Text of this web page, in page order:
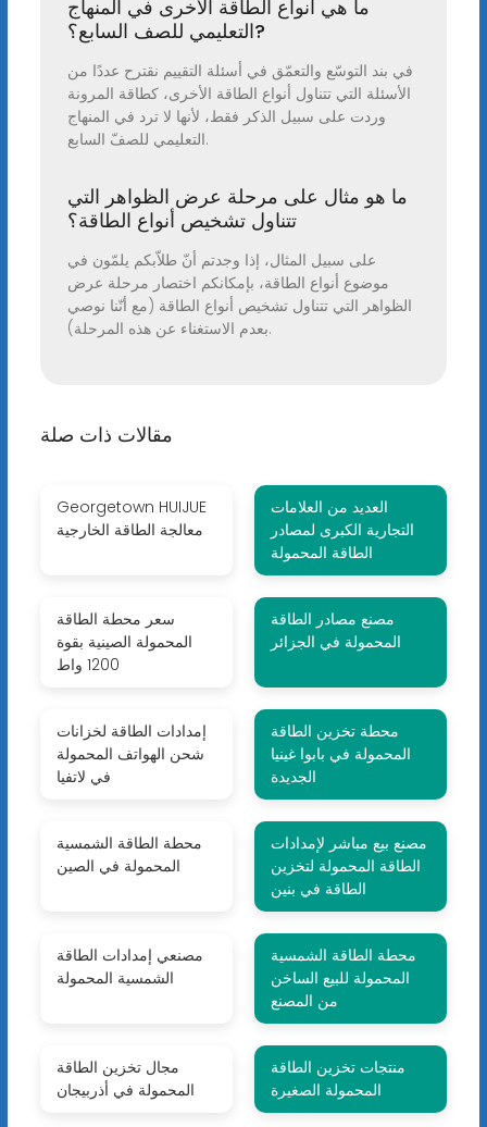
ما هي أنواع الطاقة الأخرى في المنهاج
التعليمي للصف السابع؟?
في بند التوسّع والتعمّق في أسئلة التقييم نقترح عددًا من
الأسئلة التي تتناول أنواع الطاقة الأخرى، كطاقة المرونة
وردت على سبيل الذكر فقط، لأنها لا ترد في المنهاج
التعليمي للصفّ السابع.
ما هو مثال على مرحلة عرض الظواهر التي
تتناول تشخيص أنواع الطاقة؟
على سبيل المثال، إذا وجدتم أنّ طلاّبكم يلمّون في
موضوع أنواع الطاقة، بإمكانكم اختصار مرحلة عرض
الظواهر التي تتناول تشخيص أنواع الطاقة (مع أنّنا نوصي
بعدم الاستغناء عن هذه المرحلة).
مقالات ذات صلة
Georgetown HUIJUE
معالجة الطاقة الخارجية
العديد من العلامات
التجارية الكبرى لمصادر
الطاقة المحمولة
سعر محطة الطاقة
المحمولة الصينية بقوة
1200 واط
مصنع مصادر الطاقة
المحمولة في الجزائر
إمدادات الطاقة لخزانات
شحن الهواتف المحمولة
في لاتفيا
محطة تخزين الطاقة
المحمولة في بابوا غينيا
الجديدة
محطة الطاقة الشمسية
المحمولة في الصين
مصنع بيع مباشر لإمدادات
الطاقة المحمولة لتخزين
الطاقة في بنين
مصنعي إمدادات الطاقة
الشمسية المحمولة
محطة الطاقة الشمسية
المحمولة للبيع الساخن
من المصنع
مجال تخزين الطاقة
المحمولة في أذربيجان
منتجات تخزين الطاقة
المحمولة الصغيرة